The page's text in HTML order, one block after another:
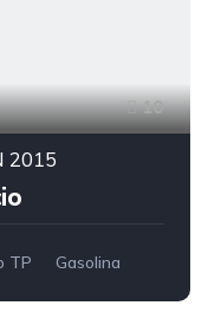
10
2015
TP
Gasolina